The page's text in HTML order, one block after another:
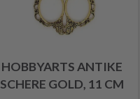
HOBBYARTS ANTIKE
SCHERE GOLD, 11 CM